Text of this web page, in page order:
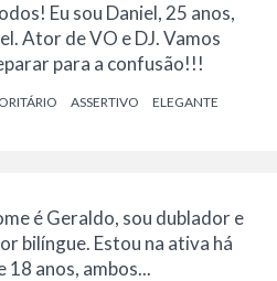
Eu sou Daniel, 25 anos,
Ator de VO e DJ. Vamos
para a confusão!!!
ASSERTIVO ELEGANTE
é Geraldo, sou dublador e
bilíngue. Estou na ativa há
18 anos, ambos...